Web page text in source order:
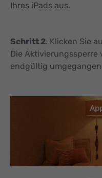
Ihres iPads aus.
Schritt 2. Klicken Sie
Die Aktivierungssperre
endgültig